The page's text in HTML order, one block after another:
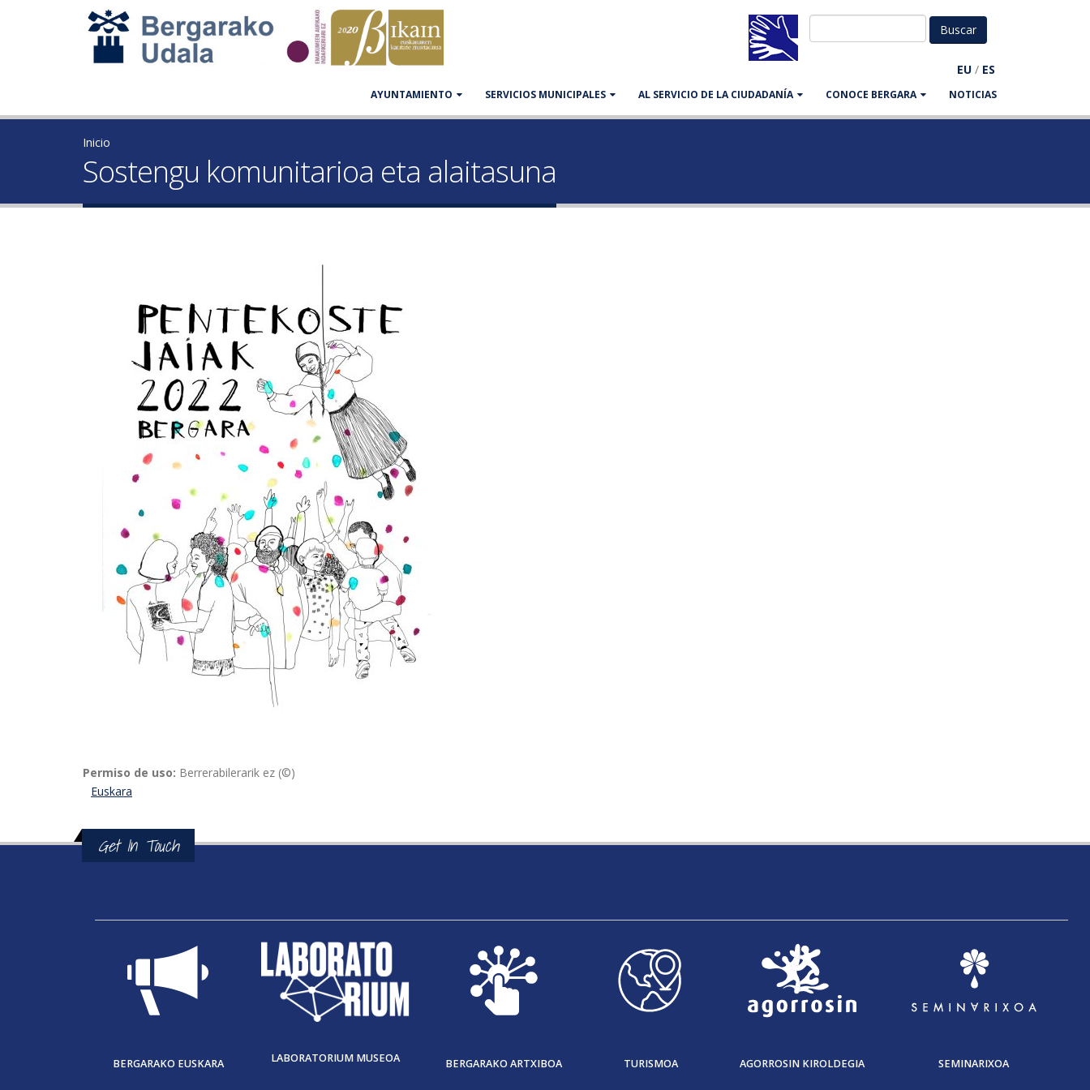
EU / ES
AYUNTAMIENTO SERVICIOS MUNICIPALES AL SERVICIO DE LA CIUDADANÍA CONOCE BERGARA NOTICIAS
Inicio
Sostengu komunitarioa eta alaitasuna
Permiso de uso: Berrerabilerarik ez (©)
Euskara
Get In Touch
BERGARAKO EUSKARA LABORATORIUM MUSEOA BERGARAKO ARTXIBOA TURISMOA AGORROSIN KIROLDEGIA SEMINARIXOA